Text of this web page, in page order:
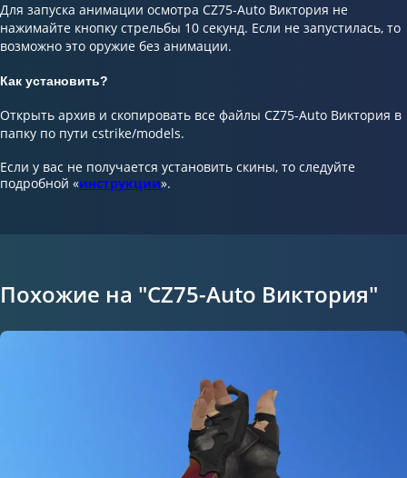
Для запуска анимации осмотра CZ75-Auto Виктория не
нажимайте кнопку стрельбы 10 секунд. Если не запустилась, то
возможно это оружие без анимации.
Как установить?
Открыть архив и скопировать все файлы CZ75-Auto Виктория в
папку по пути cstrike/models.
Если у вас не получается установить скины, то следуйте
подробной «инструкции».
Похожие на "CZ75-Auto Виктория"